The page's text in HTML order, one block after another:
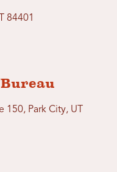
84401
Park City, UT